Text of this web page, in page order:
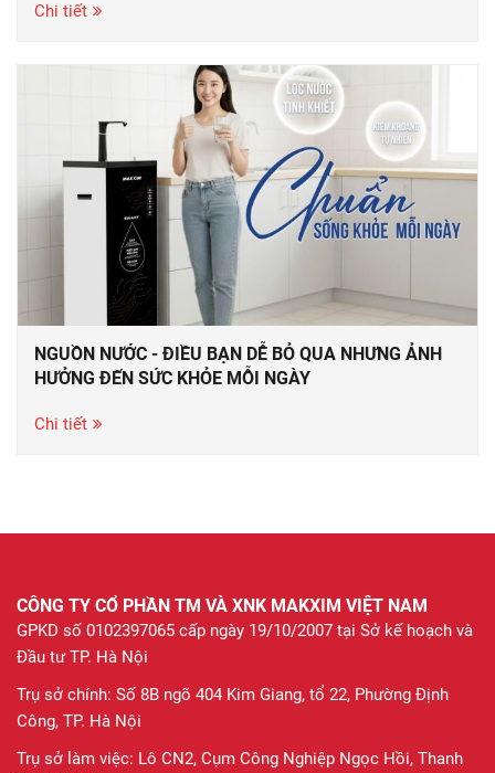
Chi tiết
NGUỒN NƯỚC - ĐIỀU BẠN DỄ BỎ QUA NHƯNG ẢNH
HƯỞNG ĐẾN SỨC KHỎE MỖI NGÀY
Chi tiết
CÔNG TY CỔ PHẦN TM VÀ XNK MAKXIM VIỆT NAM
GPKD số 0102397065 cấp ngày 19/10/2007 tại Sở kế hoạch và
Đầu tư TP. Hà Nội
Trụ sở chính: Số 8B ngõ 404 Kim Giang, tổ 22, Phường Định
Công, TP. Hà Nội
Trụ sở làm việc: Lô CN2, Cụm Công Nghiệp Ngọc Hồi, Thanh